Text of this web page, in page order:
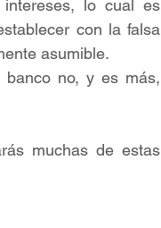
lo cual es
con la falsa
asumible.
no, y es más,
muchas de estas